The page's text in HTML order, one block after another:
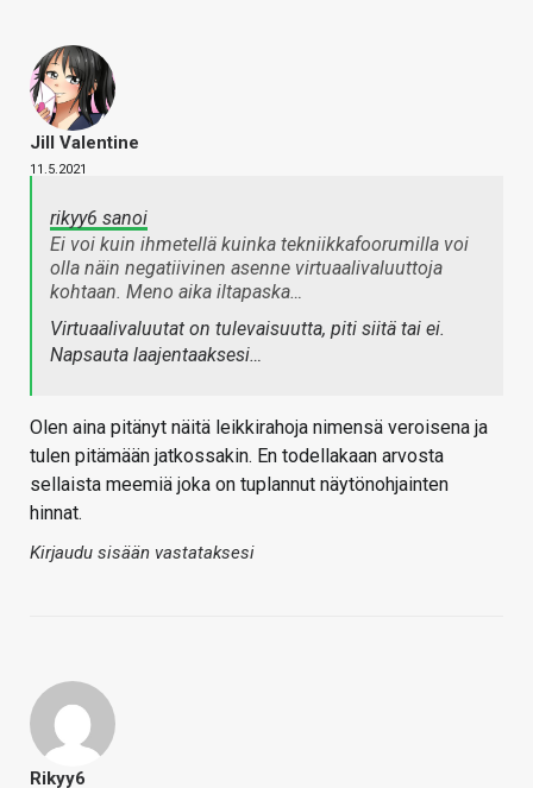
Jill Valentine
11.5.2021
rikyy6 sanoi
Ei voi kuin ihmetellä kuinka tekniikkafoorumilla voi
olla näin negatiivinen asenne virtuaalivaluuttoja
kohtaan. Meno aika iltapaska…
Virtuaalivaluutat on tulevaisuutta, piti siitä tai ei.
Napsauta laajentaaksesi…
Olen aina pitänyt näitä leikkirahoja nimensä veroisena ja
tulen pitämään jatkossakin. En todellakaan arvosta
sellaista meemiä joka on tuplannut näytönohjainten
hinnat.
Kirjaudu sisään vastataksesi
Rikyy6